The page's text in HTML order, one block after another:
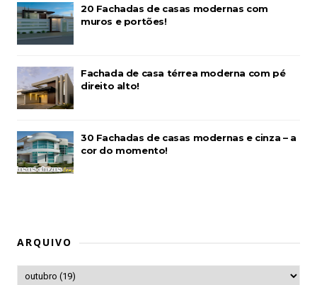
20 Fachadas de casas modernas com
muros e portões!
Fachada de casa térrea moderna com pé
direito alto!
30 Fachadas de casas modernas e cinza – a
cor do momento!
ARQUIVO